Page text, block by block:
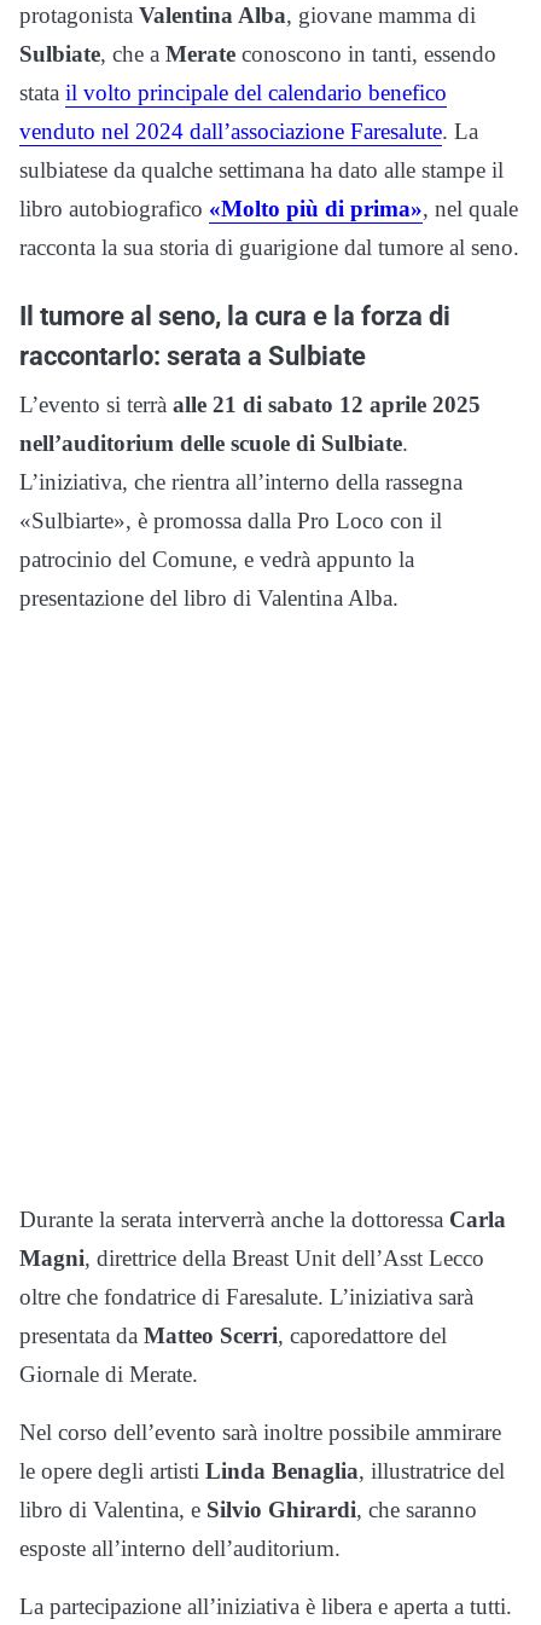
protagonista Valentina Alba, giovane mamma di
Sulbiate, che a Merate conoscono in tanti, essendo
stata il volto principale del calendario benefico
venduto nel 2024 dall’associazione Faresalute. La
sulbiatese da qualche settimana ha dato alle stampe il
libro autobiografico «Molto più di prima», nel quale
racconta la sua storia di guarigione dal tumore al seno.
Il tumore al seno, la cura e la forza di
raccontarlo: serata a Sulbiate
L’evento si terrà alle 21 di sabato 12 aprile 2025
nell’auditorium delle scuole di Sulbiate.
L’iniziativa, che rientra all’interno della rassegna
«Sulbiarte», è promossa dalla Pro Loco con il
patrocinio del Comune, e vedrà appunto la
presentazione del libro di Valentina Alba.
Durante la serata interverrà anche la dottoressa Carla
Magni, direttrice della Breast Unit dell’Asst Lecco
oltre che fondatrice di Faresalute. L’iniziativa sarà
presentata da Matteo Scerri, caporedattore del
Giornale di Merate.
Nel corso dell’evento sarà inoltre possibile ammirare
le opere degli artisti Linda Benaglia, illustratrice del
libro di Valentina, e Silvio Ghirardi, che saranno
esposte all’interno dell’auditorium.
La partecipazione all’iniziativa è libera e aperta a tutti.